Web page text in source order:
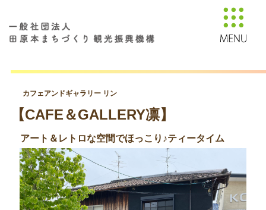
カフェアンドギャラリー リン
【CAFE＆GALLERY凛】
アート＆レトロな空間でほっこり♪ティータイム